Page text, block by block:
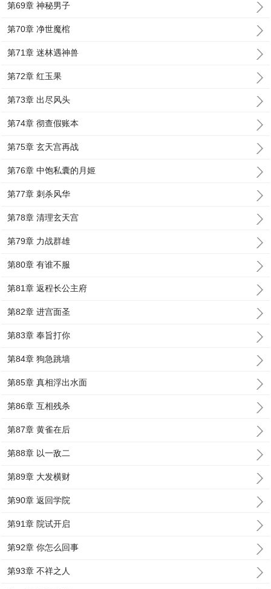
第69章 神秘男子
第70章 净世魔棺
第71章 迷林遇神兽
第72章 红玉果
第73章 出尽风头
第74章 彻查假账本
第75章 玄天宫再战
第76章 中饱私囊的月姬
第77章 刺杀风华
第78章 清理玄天宫
第79章 力战群雄
第80章 有谁不服
第81章 返程长公主府
第82章 进宫面圣
第83章 奉旨打你
第84章 狗急跳墙
第85章 真相浮出水面
第86章 互相残杀
第87章 黄雀在后
第88章 以一敌二
第89章 大发横财
第90章 返回学院
第91章 院试开启
第92章 你怎么回事
第93章 不祥之人